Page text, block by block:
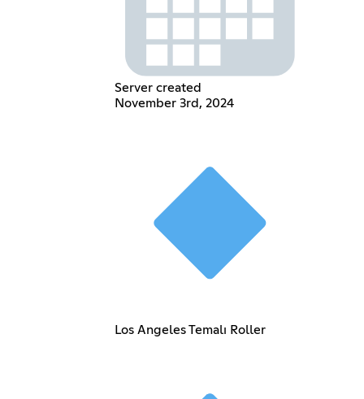
Server created
November 3rd, 2024
Los Angeles Temalı Roller